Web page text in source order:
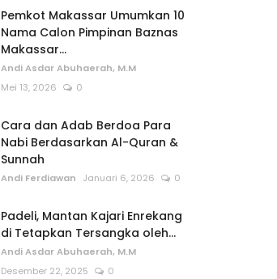
Pemkot Makassar Umumkan 10
Nama Calon Pimpinan Baznas
Makassar...
Andi Asdar Abuhaerah, M.M
Mei 13, 2026
0
Cara dan Adab Berdoa Para
Nabi Berdasarkan Al-Quran &
Sunnah
Andi Ferdiawan Januari 6, 2026 0
Padeli, Mantan Kajari Enrekang
di Tetapkan Tersangka oleh...
Andi Asdar Abuhaerah, M.M
Desember 22, 2025
0